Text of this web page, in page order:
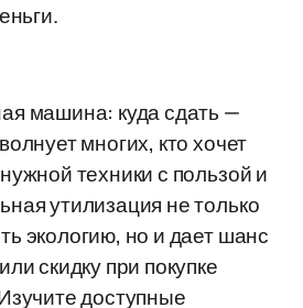
машина: куда сдать —
многих, кто хочет
техники с пользой и
утилизация не только
экологию, но и дает шанс
скидку при покупке
доступные